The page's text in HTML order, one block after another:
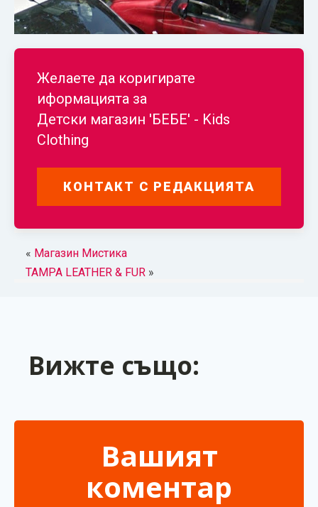
Желаете да коригирате
иформацията за
Детски магазин 'БЕБЕ' - Kids
Clothing
КОНТАКТ С РЕДАКЦИЯТА
« Магазин Мистика
TAMPA LEATHER & FUR»
Вижте също:
Вашият
коментар